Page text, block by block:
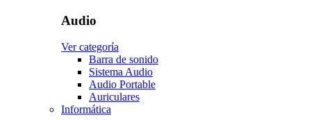
Audio
Ver categoría
Barra de sonido
Sistema Audio
Audio Portable
Auriculares
Informática